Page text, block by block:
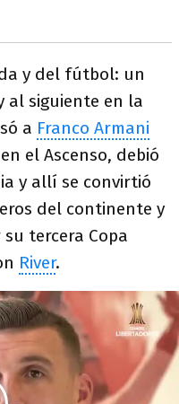
y del fútbol: un
al siguiente en la
a Franco Armani
el Ascenso, debió
y allí se convirtió
del continente y
tercera Copa
River.